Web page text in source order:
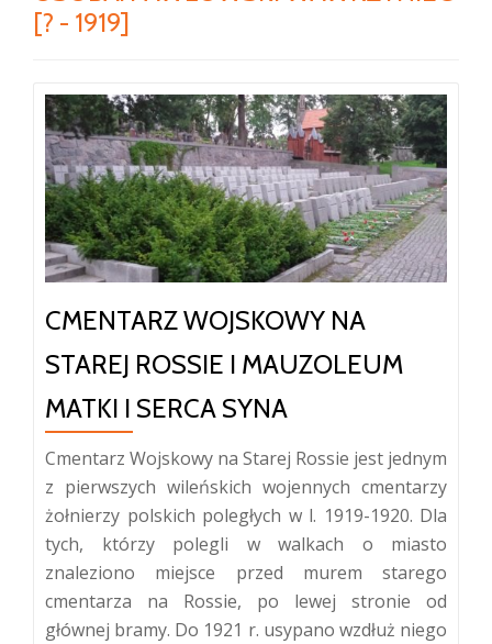
[? - 1919]
CMENTARZ WOJSKOWY NA
STAREJ ROSSIE I MAUZOLEUM
MATKI I SERCA SYNA
Cmentarz Wojskowy na Starej Rossie jest jednym
z pierwszych wileńskich wojennych cmentarzy
żołnierzy polskich poległych w l. 1919-1920. Dla
tych, którzy polegli w walkach o miasto
znaleziono miejsce przed murem starego
cmentarza na Rossie, po lewej stronie od
głównej bramy. Do 1921 r. usypano wzdłuż niego